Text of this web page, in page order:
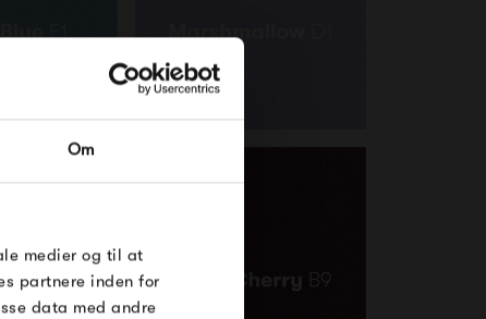
Om
medier og til at
partnere inden for
data med andre